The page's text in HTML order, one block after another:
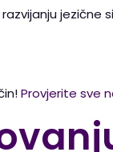
jezične
Provjerite sve